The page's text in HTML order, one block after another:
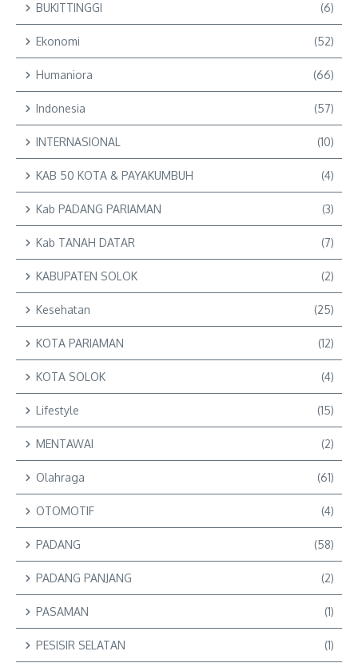
BUKITTINGGI (6)
Ekonomi (52)
Humaniora (66)
Indonesia (57)
INTERNASIONAL (10)
KAB 50 KOTA & PAYAKUMBUH (4)
Kab PADANG PARIAMAN (3)
Kab TANAH DATAR (7)
KABUPATEN SOLOK (2)
Kesehatan (25)
KOTA PARIAMAN (12)
KOTA SOLOK (4)
Lifestyle (15)
MENTAWAI (2)
Olahraga (61)
OTOMOTIF (4)
PADANG (58)
PADANG PANJANG (2)
PASAMAN (1)
PESISIR SELATAN (1)